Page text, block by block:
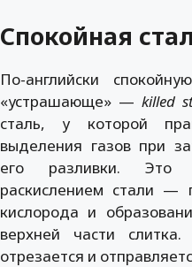
Спокойная
По-английски
«устрашающе» —killed
сталь, у которой
выделения газов при
его разливки. Это
раскислением стали —
кислорода и
верхней части
отрезается и